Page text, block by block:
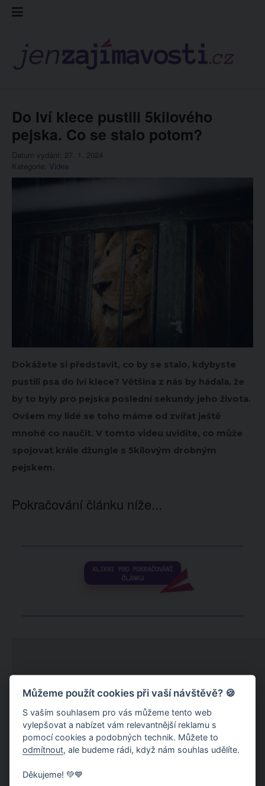
Skip
Do lví klece pustili 5kilového
pejska. Co se stalo potom?
Datum vydání: 27. 1. 2024
Kategorie: Videa
Dokážete si představit, co by se stalo, kdybyste
pustili psa do lví klece? Většina z nás by hádala, že
by to byly pro pejska poslední sekundy jeho života.
Ovšem my lidé se toho máme od zvířat ještě
mnohé co naučit. V tomto videu uvidíte, co může
spojovat krále džungle s 5kilovým drobným
pejskem.
Pokračování článku níže...
Můžeme použít cookies při vaší návštěvě? 🍪
S vaším souhlasem pro vás můžeme tento web
vylepšovat a nabízet vám relevantnější reklamu s
pomocí cookies a podobných technik. Můžete to
odmítnout , ale budeme rádi, když nám souhlas udělíte.
Děkujeme! 💚💙